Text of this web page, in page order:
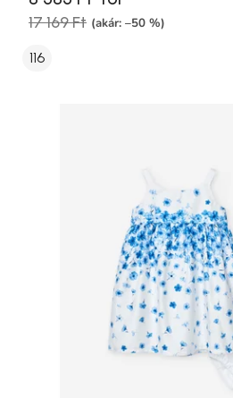
17 169 Ft (akár: –50 %)
116